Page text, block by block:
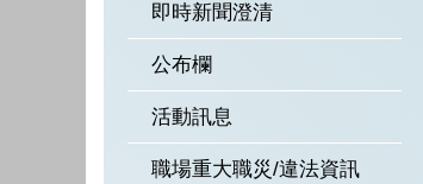
即時新聞澄清
公布欄
活動訊息
職場重大職災/違法資訊